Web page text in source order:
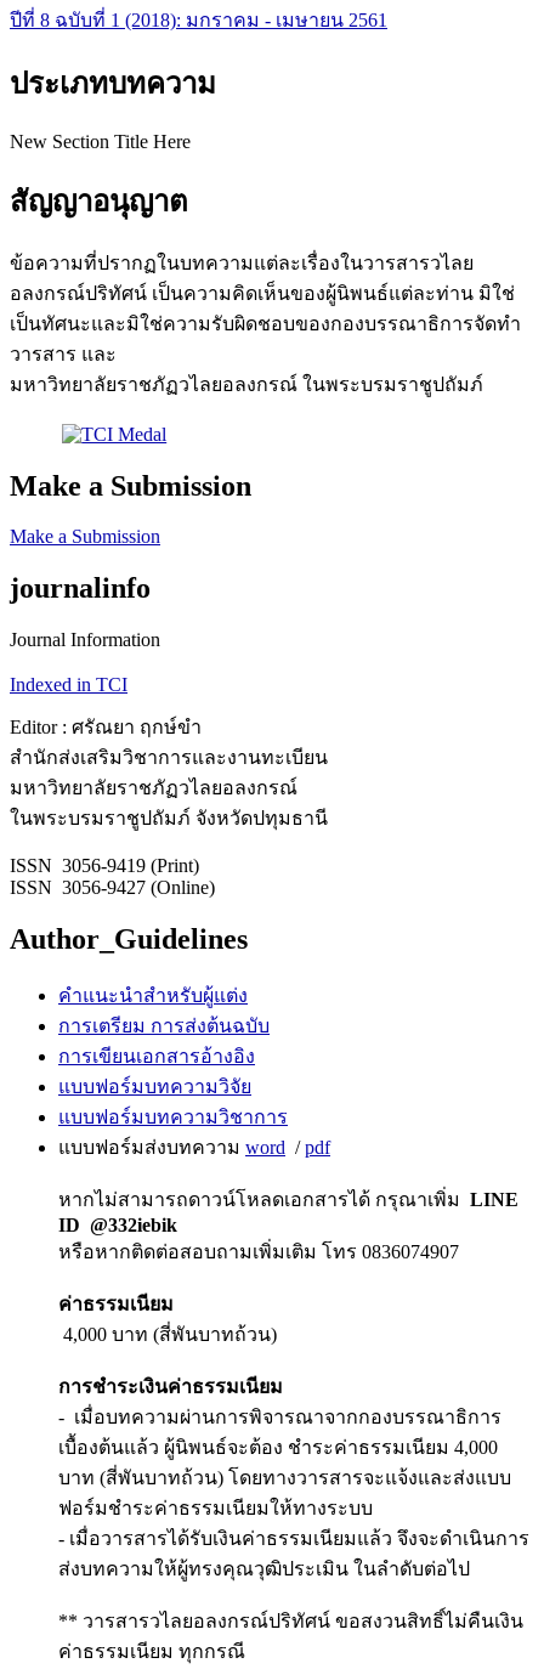
ปีที่ 8 ฉบับที่ 1 (2018): มกราคม - เมษายน 2561
ประเภทบทความ
New Section Title Here
สัญญาอนุญาต
ข้อความที่ปรากฏในบทความแต่ละเรื่องในวารสารวไลย
อลงกรณ์ปริทัศน์ เป็นความคิดเห็นของผู้นิพนธ์แต่ละท่าน มิใช่
เป็นทัศนะและมิใช่ความรับผิดชอบของกองบรรณาธิการจัดทำ
วารสาร และ
มหาวิทยาลัยราชภัฏวไลยอลงกรณ์ ในพระบรมราชูปถัมภ์
Make a Submission
Make a Submission
journalinfo
Journal Information
Indexed in TCI
Editor : ศรัณยา ฤกษ์ขำ
สำนักส่งเสริมวิชาการและงานทะเบียน
มหาวิทยาลัยราชภัฏวไลยอลงกรณ์
ในพระบรมราชูปถัมภ์ จังหวัดปทุมธานี
ISSN 3056-9419 (Print)
ISSN 3056-9427 (Online)
Author_Guidelines
คำแนะนำสำหรับผู้แต่ง
การเตรียม การส่งต้นฉบับ
การเขียนเอกสารอ้างอิง
แบบฟอร์มบทความวิจัย
แบบฟอร์มบทความวิชาการ
แบบฟอร์มส่งบทความ word /pdf
หากไม่สามารถดาวน์โหลดเอกสารได้ กรุณาเพิ่ม LINE
ID @332iebik
หรือหากติดต่อสอบถามเพิ่มเติม โทร 0836074907
ค่าธรรมเนียม
4,000 บาท (สี่พันบาทถ้วน)
การชำระเงินค่าธรรมเนียม
- เมื่อบทความผ่านการพิจารณาจากกองบรรณาธิการ
เบื้องต้นแล้ว ผู้นิพนธ์จะต้อง ชำระค่าธรรมเนียม 4,000
บาท (สี่พันบาทถ้วน) โดยทางวารสารจะแจ้งและส่งแบบ
ฟอร์มชำระค่าธรรมเนียมให้ทางระบบ
- เมื่อวารสารได้รับเงินค่าธรรมเนียมแล้ว จึงจะดำเนินการ
ส่งบทความให้ผู้ทรงคุณวุฒิประเมิน ในลำดับต่อไป
** วารสารวไลยอลงกรณ์ปริทัศน์ ขอสงวนสิทธิ์ไม่คืนเงิน
ค่าธรรมเนียม ทุกกรณี